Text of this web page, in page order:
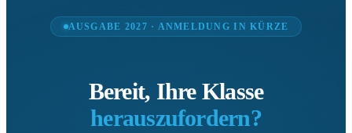
AUSGABE 2027 · ANMELDUNG IN KÜRZE
Bereit, Ihre Klasse
herauszufordern?